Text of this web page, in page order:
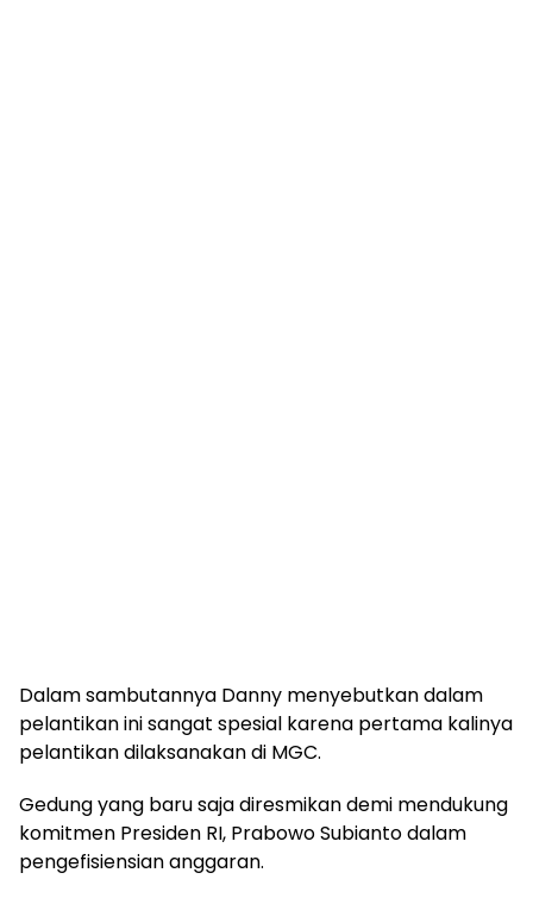
Dalam sambutannya Danny menyebutkan dalam
pelantikan ini sangat spesial karena pertama kalinya
pelantikan dilaksanakan di MGC.
Gedung yang baru saja diresmikan demi mendukung
komitmen Presiden RI, Prabowo Subianto dalam
pengefisiensian anggaran.